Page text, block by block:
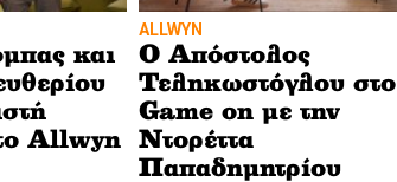
και
Allwyn
ALLWYN
Ο Απόστολος
Τεληκωστόγλου στο
Game on με την
Ντορέττα
Παπαδημητρίου